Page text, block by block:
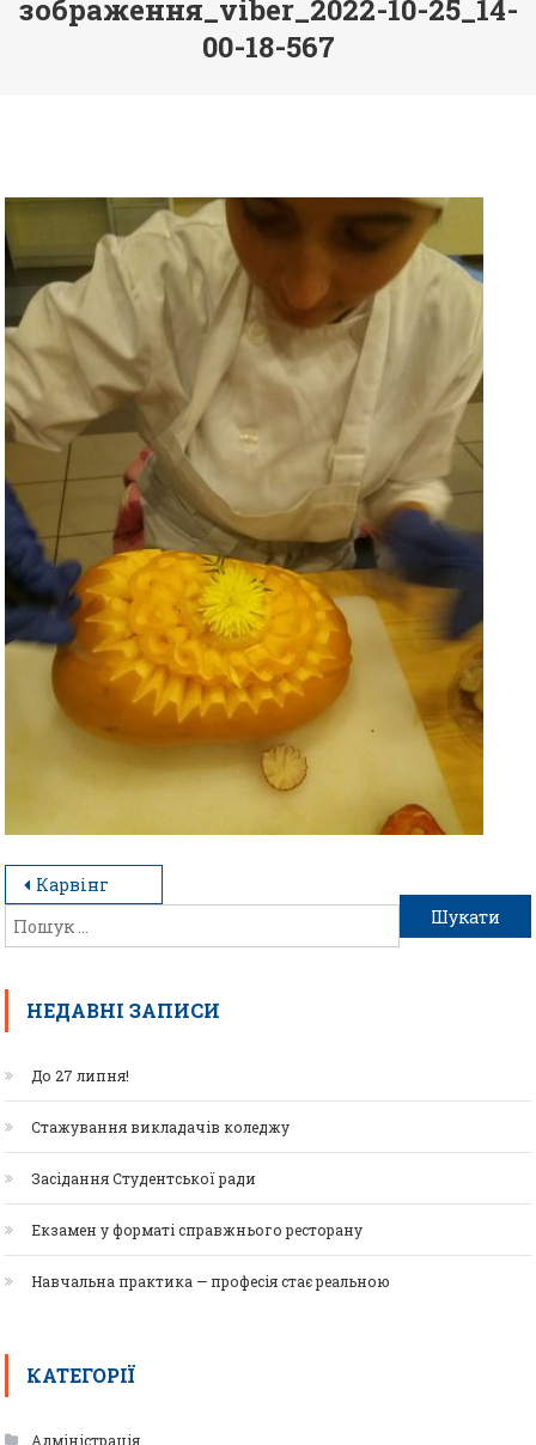
зображення_viber_2022-10-25_14-
00-18-567
Карвінг
НЕДАВНІ ЗАПИСИ
До 27 липня!
Стажування викладачів коледжу
Засідання Студентської ради
Екзамен у форматі справжнього ресторану
Навчальна практика — професія стає реальною
КАТЕГОРІЇ
Адміністрація